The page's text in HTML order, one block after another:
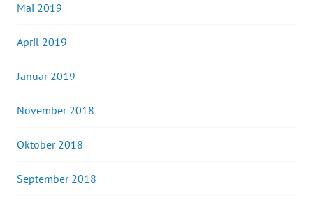
Mai 2019
April 2019
Januar 2019
November 2018
Oktober 2018
September 2018